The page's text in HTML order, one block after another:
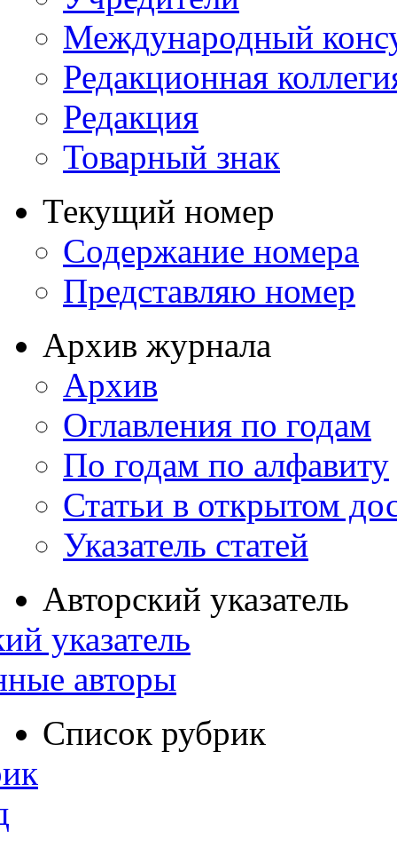
Международный
Редакционная
Редакция
Товарный знак
Текущий номер
Содержание номера
Представляю номер
Архив журнала
Архив
Оглавления по годам
По годам по алфавиту
Статьи в открытом
Указатель статей
Авторский указатель
указатель
авторы
Список рубрик